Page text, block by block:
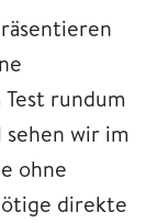
rundum
wir im
ohne
direkte